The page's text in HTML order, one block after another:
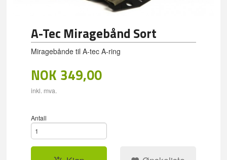
A-Tec Miragebånd Sort
Miragebånde til A-tec A-ring
NOK 349,00
inkl. mva.
Antall